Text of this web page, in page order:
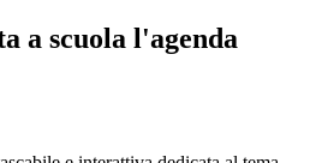
a scuola l'agenda